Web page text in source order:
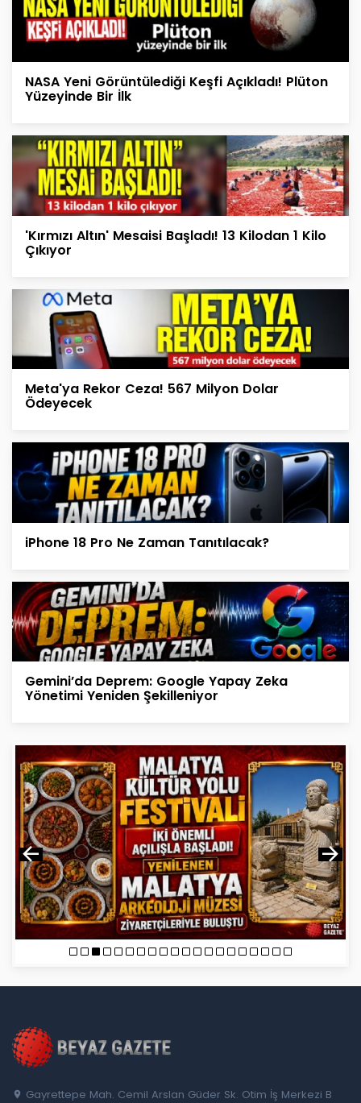
NASA Yeni Görüntülediği Keşfi Açıkladı! Plüton
Yüzeyinde Bir İlk
'Kırmızı Altın' Mesaisi Başladı! 13 Kilodan 1 Kilo
Çıkıyor
Meta'ya Rekor Ceza! 567 Milyon Dolar
Ödeyecek
iPhone 18 Pro Ne Zaman Tanıtılacak?
Gemini’da Deprem: Google Yapay Zeka
Yönetimi Yeniden Şekilleniyor
Gayrettepe Mah. Cemil Arslan Güder Sk. Otim İş Merkezi B